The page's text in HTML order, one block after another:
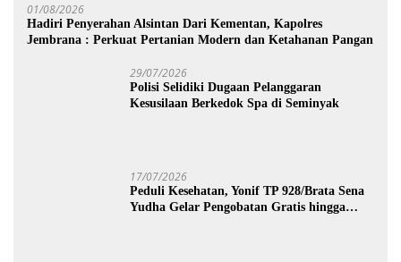
01/08/2026
Hadiri Penyerahan Alsintan Dari Kementan, Kapolres
Jembrana : Perkuat Pertanian Modern dan Ketahanan Pangan
29/07/2026
Polisi Selidiki Dugaan Pelanggaran
Kesusilaan Berkedok Spa di Seminyak
17/07/2026
Peduli Kesehatan, Yonif TP 928/Brata Sena
Yudha Gelar Pengobatan Gratis hingga